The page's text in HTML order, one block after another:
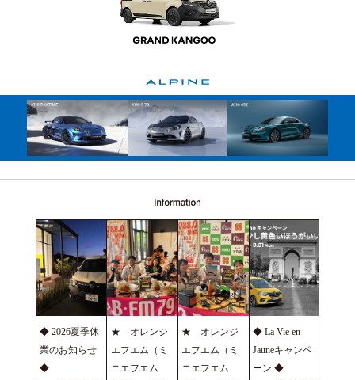
◆ 2026夏季休
業のお知らせ
◆
★ オレンジ
エフエム（ミ
ニエフエム
★ オレンジ
エフエム（ミ
ニエフエム
◆ La Vie en
Jauneキャンペ
ーン ◆